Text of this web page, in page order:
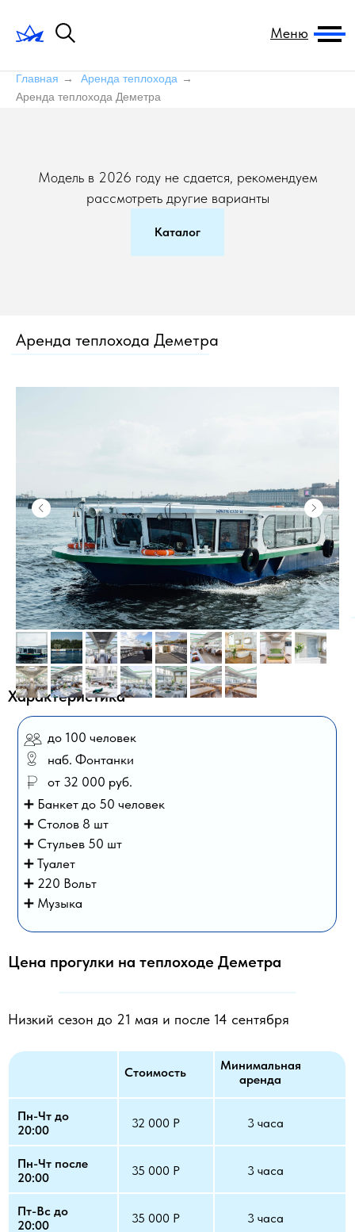
Меню
Главная → Аренда теплохода →
Аренда теплохода Деметра
Модель в 2026 году не сдается, рекомендуем
рассмотреть другие варианты
Каталог
Аренда теплохода Деметра
➕ Банкет до 50 человек
➕ Столов 8 шт
➕ Стульев 50 шт
➕ Туалет
➕ 220 Вольт
➕ Музыка
Характеристика
Цена прогулки на теплоходе Деметра
Низкий сезон до 21 мая и после 14 сентября
Пн-Чт до
20:00
32 000 Р
Стоимость
Пн-Чт после
20:00
Минимальная
аренда
35 000 Р
3 часа
3 часа
Пт-Вс до
20:00
35 000 Р 3 часа
до 100 человек
от 32 000 руб.
наб. Фонтанки